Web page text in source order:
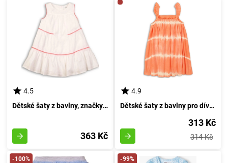
4.5
Dětské šaty z bavlny, značky Minoti, velikost 98/104 | pro věk 3-4 let, barva bílá
363 Kč
4.9
Dětské šaty z bavlny pro dívky, značky Minoti, model Hyper 3, odstín oranžové barvy - velikost 98/104 | pro věk 3-4 let
313 Kč
314 Kč
-100% -99%